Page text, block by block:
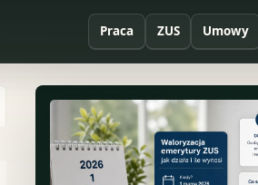
Praca ZUS Umowy